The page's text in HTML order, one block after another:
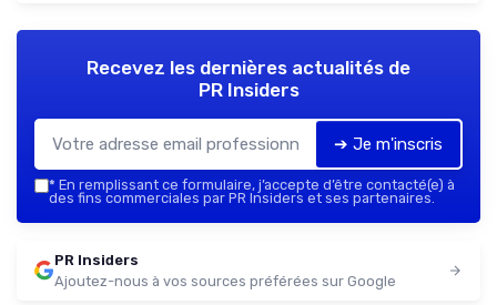
Recevez les dernières actualités de
PR Insiders
➔ Je m'inscris
* En remplissant ce formulaire, j’accepte d’être contacté(e) à
des fins commerciales par PR Insiders et ses partenaires.
PR Insiders
Ajoutez-nous à vos sources préférées sur Google